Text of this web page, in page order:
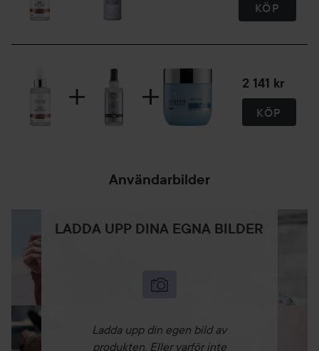
95 ml
KÖP
2 141 kr
KÖP
Användarbilder
LADDA UPP DINA EGNA BILDER
Ladda upp din egen bild av
produkten. Eller varför inte